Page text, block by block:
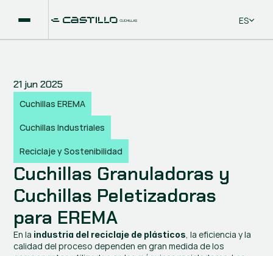
Select
ES
21 jun 2025
Cuchillas EREMA
Cuchillas Industriales
Reciclaje y Sostenibilidad
Cuchillas Granuladoras y
Cuchillas Peletizadoras
para EREMA
En la industria del reciclaje de plásticos, la eficiencia y la
calidad del proceso dependen en gran medida de los